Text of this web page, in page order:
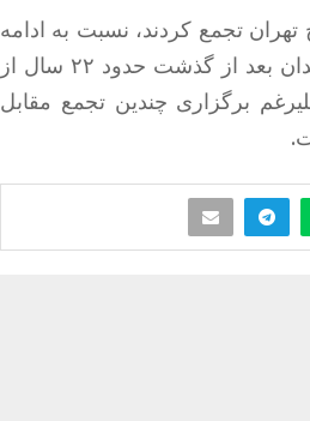
تجمع کردند، نسبت به ادامه
شهروندان بعد از گذشت حدود ۲۲ سال از
برگزاری چندین تجمع مقابل